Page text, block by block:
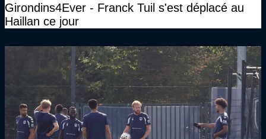
Girondins4Ever - Franck Tuil s'est déplacé au
Haillan ce jour